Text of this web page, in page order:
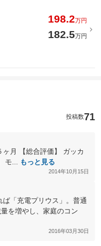
198.2万円
182.5万円
投稿数71
ヶ月 【総合評価】 ガッカ
モ...
もっと見る
2014年10月15日
「充電プリウス」。普通
を増やし、家庭のコン
2016年03月30日